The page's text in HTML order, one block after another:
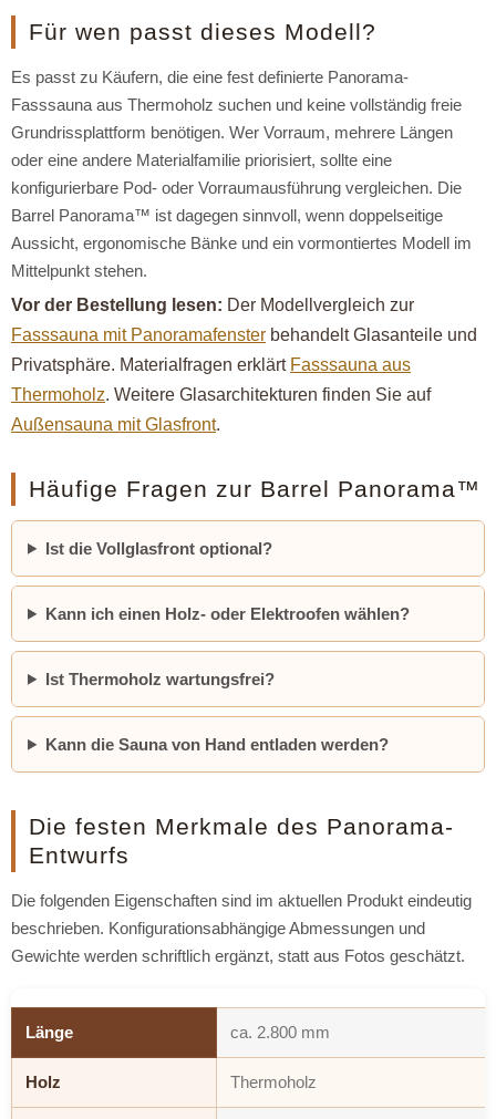
Für wen passt dieses Modell?
Es passt zu Käufern, die eine fest definierte Panorama-
Fasssauna aus Thermoholz suchen und keine vollständig freie
Grundrissplattform benötigen. Wer Vorraum, mehrere Längen
oder eine andere Materialfamilie priorisiert, sollte eine
konfigurierbare Pod- oder Vorraumausführung vergleichen. Die
Barrel Panorama™ ist dagegen sinnvoll, wenn doppelseitige
Aussicht, ergonomische Bänke und ein vormontiertes Modell im
Mittelpunkt stehen.
Vor der Bestellung lesen: Der Modellvergleich zur
Fasssauna mit Panoramafenster behandelt Glasanteile und
Privatsphäre. Materialfragen erklärt Fasssauna aus
Thermoholz. Weitere Glasarchitekturen finden Sie auf
Außensauna mit Glasfront.
Häufige Fragen zur Barrel Panorama™
Ist die Vollglasfront optional?
Kann ich einen Holz- oder Elektroofen wählen?
Ist Thermoholz wartungsfrei?
Kann die Sauna von Hand entladen werden?
Die festen Merkmale des Panorama-
Entwurfs
Die folgenden Eigenschaften sind im aktuellen Produkt eindeutig
beschrieben. Konfigurationsabhängige Abmessungen und
Gewichte werden schriftlich ergänzt, statt aus Fotos geschätzt.
Länge ca. 2.800 mm
Holz Thermoholz